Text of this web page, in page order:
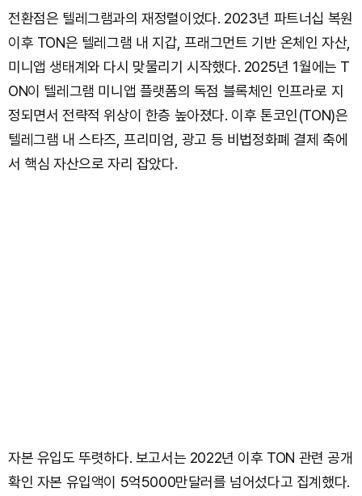
전환점은 텔레그램과의 재정렬이었다. 2023년 파트너십 복원
이후 TON은 텔레그램 내 지갑, 프래그먼트 기반 온체인 자산,
미니앱 생태계와 다시 맞물리기 시작했다. 2025년 1월에는 T
ON이 텔레그램 미니앱 플랫폼의 독점 블록체인 인프라로 지
정되면서 전략적 위상이 한층 높아졌다. 이후 톤코인(TON)은
텔레그램 내 스타즈, 프리미엄, 광고 등 비법정화폐 결제 축에
서 핵심 자산으로 자리 잡았다.
자본 유입도 뚜렷하다. 보고서는 2022년 이후 TON 관련 공개
확인 자본 유입액이 5억5000만달러를 넘어섰다고 집계했다.